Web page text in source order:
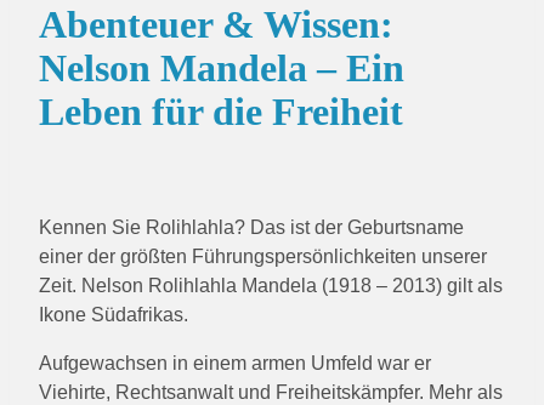
Abenteuer & Wissen:
Nelson Mandela – Ein
Leben für die Freiheit
Kennen Sie Rolihlahla? Das ist der Geburtsname
einer der größten Führungspersönlichkeiten unserer
Zeit. Nelson Rolihlahla Mandela (1918 – 2013) gilt als
Ikone Südafrikas.
Aufgewachsen in einem armen Umfeld war er
Viehirte, Rechtsanwalt und Freiheitskämpfer. Mehr als